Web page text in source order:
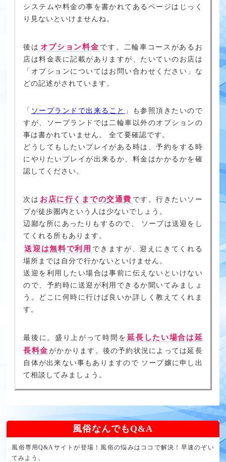
システムや料金の事を書かれてあるページはじっく
り見ないといけませんね。
後は オプション料金 です。二輪車コースがあるお
店は料金表に記載がありますが、たいていのお店は
「オプションについてはお問い合わせください」な
どの記述がされています。
「 ソープランドで出来ること 」も参照頂きたいので
すが、ソープランドでは二輪車以外のオプションの
事は書かれていません。 全て要確認です。
どうしてもしたいプレイがある時は、予約をする時
にやりたいプレイが出来るか、料金はかかるかを確
認してください。
次は お店に行くまでの交通費 です。行きたいソー
プが徒歩圏内という人は少ないでしょう。
辺鄙な所にあったりもするので、 ソープは送迎をし
てくれる所もあります。
送迎は無料で利用 できますが、迎えにきてくれる
場所までは自分で行かないといけません。
送迎を利用したい場合は事前に伝えないといけない
ので、予約時に送迎が利用できるか聞いてみましょ
う。どこに何時に行けば良いか詳しく教えてくれま
す。
最後に。盛り上がって時間を 延長したい場合は延
長料金 がかかります。後の予約状況によっては延長
自体が出来ない事もありますので ソープ嬢に申し出
て相談してみましょう。
風俗なんでもQ&A
風俗専用Q&Aサイトが登場！風俗の悩みはココで解決！早速のぞい
てみよう。